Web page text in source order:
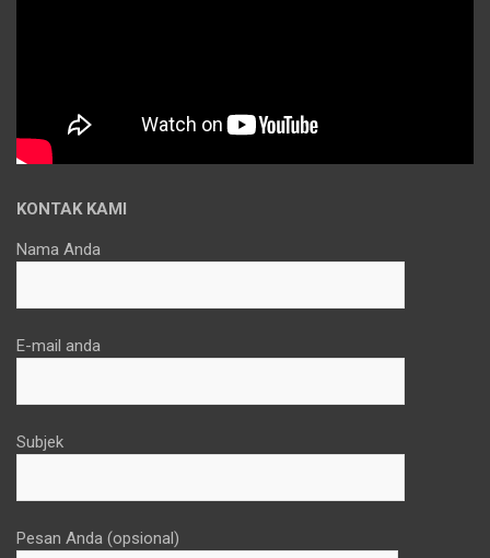
KONTAK KAMI
Nama Anda
E-mail anda
Subjek
Pesan Anda (opsional)